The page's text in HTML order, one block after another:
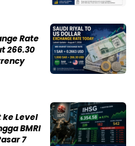
Rate
266.30
ke Level
BMRI
7